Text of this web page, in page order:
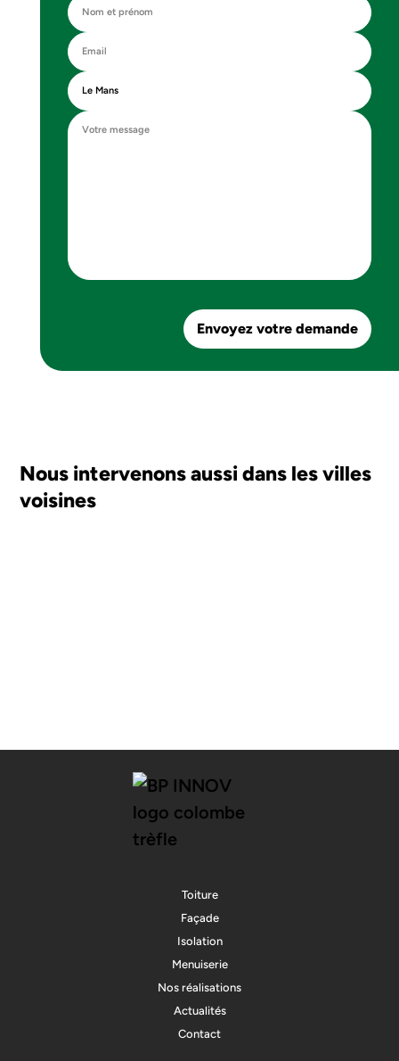
Envoyez votre demande
Nous intervenons aussi dans les villes
voisines
Toiture
Façade
Isolation
Menuiserie
Nos réalisations
Actualités
Contact